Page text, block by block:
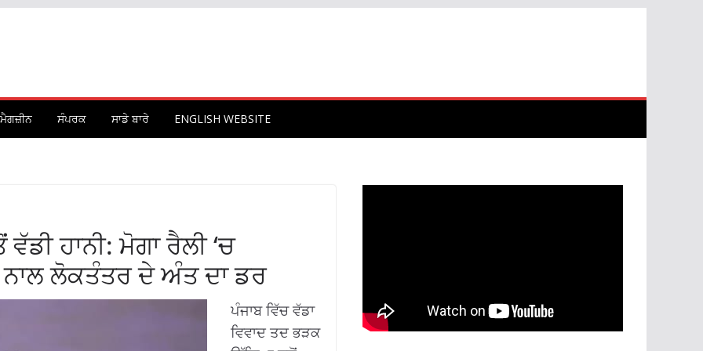
ਮੈਗਜ਼ੀਨ ਸੰਪਰਕ ਸਾਡੇ ਬਾਰੇ ENGLISH WEBSITE
ਹਾਨੀ: ਮੋਗਾ ਰੈਲੀ ‘ਚ
ਲੋਕਤੰਤਰ ਦੇ ਅੰਤ ਦਾ ਡਰ
ਪੰਜਾਬ ਵਿੱਚ ਵੱਡਾ
ਵਿਵਾਦ ਤਦ ਭੜਕ